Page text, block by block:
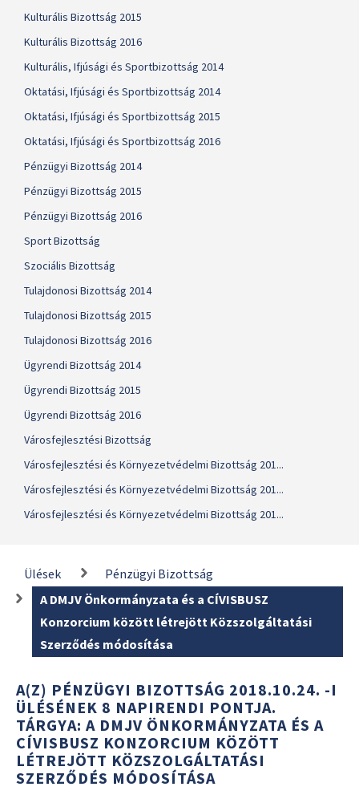
Kulturális Bizottság 2015
Kulturális Bizottság 2016
Kulturális, Ifjúsági és Sportbizottság 2014
Oktatási, Ifjúsági és Sportbizottság 2014
Oktatási, Ifjúsági és Sportbizottság 2015
Oktatási, Ifjúsági és Sportbizottság 2016
Pénzügyi Bizottság 2014
Pénzügyi Bizottság 2015
Pénzügyi Bizottság 2016
Sport Bizottság
Szociális Bizottság
Tulajdonosi Bizottság 2014
Tulajdonosi Bizottság 2015
Tulajdonosi Bizottság 2016
Ügyrendi Bizottság 2014
Ügyrendi Bizottság 2015
Ügyrendi Bizottság 2016
Városfejlesztési Bizottság
Városfejlesztési és Környezetvédelmi Bizottság 201...
Városfejlesztési és Környezetvédelmi Bizottság 201...
Városfejlesztési és Környezetvédelmi Bizottság 201...
Ülések
Pénzügyi Bizottság
A DMJV Önkormányzata és a CÍVISBUSZ
Konzorcium között létrejött Közszolgáltatási
Szerződés módosítása
A(Z) PÉNZÜGYI BIZOTTSÁG 2018.10.24. -I
ÜLÉSÉNEK 8 NAPIRENDI PONTJA.
TÁRGYA: A DMJV ÖNKORMÁNYZATA ÉS A
CÍVISBUSZ KONZORCIUM KÖZÖTT
LÉTREJÖTT KÖZSZOLGÁLTATÁSI
SZERZŐDÉS MÓDOSÍTÁSA